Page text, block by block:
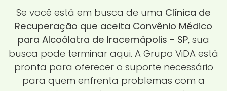
Se você está em busca de uma Clínica de
Recuperação que aceita Convênio Médico
para Alcoólatra de Iracemápolis - SP, sua
busca pode terminar aqui. A Grupo ViDA está
pronta para oferecer o suporte necessário
para quem enfrenta problemas com a